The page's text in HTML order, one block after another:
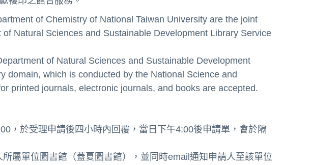
of Chemistry of National Taiwan University are the joint
Natural Sciences and Sustainable Development Library Service
of Natural Sciences and Sustainable Development
domain, which is conducted by the National Science and
printed journals, electronic journals, and books are accepted.
，於受理申請後四小時內回覆，當日下午4:00後申請單，會於隔
屬單位圖書館（蓋夏圖書館），並同時email通知申請人至該單位